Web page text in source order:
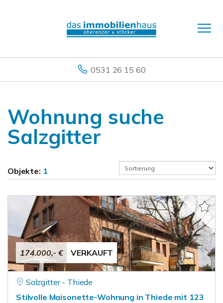
0531 26 15 60
Wohnung suche
Salzgitter
Objekte: 1
174.000,- € VERKAUFT
Salzgitter - Thiede
Stilvolle Maisonette-Wohnung in Thiede mit 123